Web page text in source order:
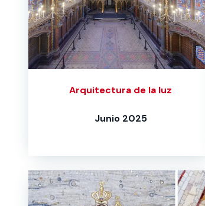
Arquitectura de la luz
Junio 2025